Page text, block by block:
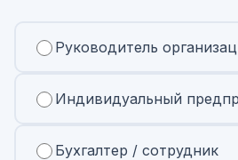
Руководитель
Индивидуальный
Бухгалтер / сотрудник